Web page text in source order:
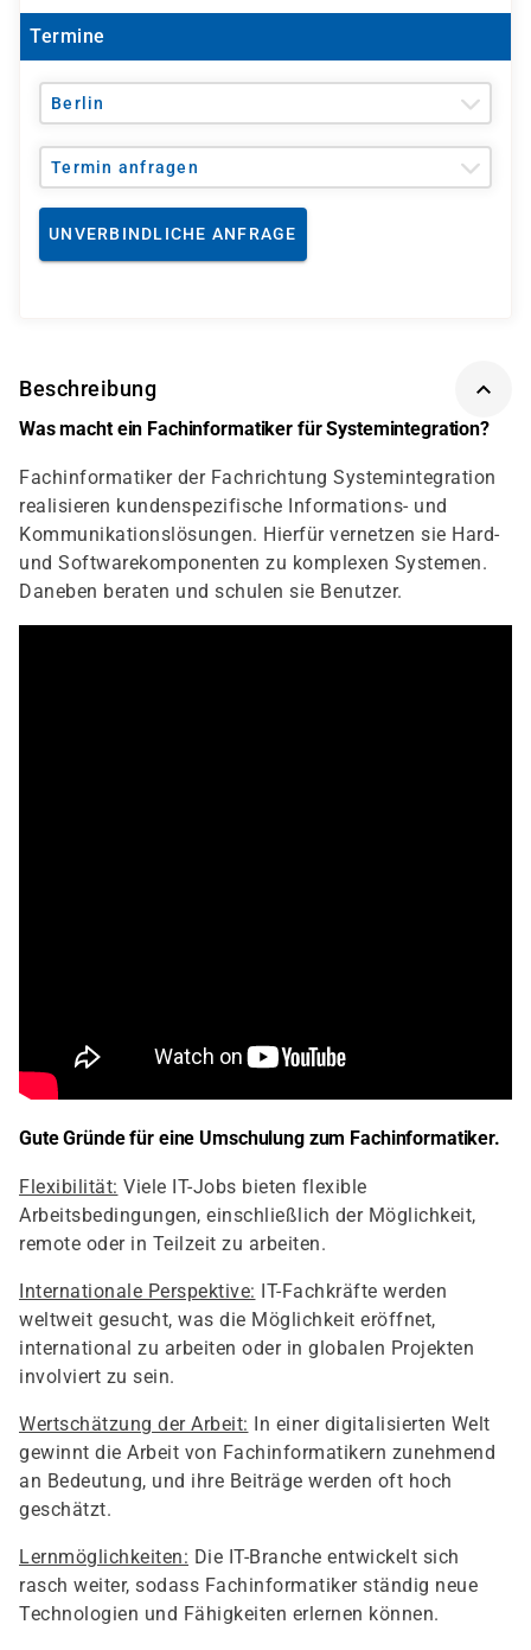
Termine
Berlin
Termin anfragen
UNVERBINDLICHE ANFRAGE
Beschreibung
Was macht ein Fachinformatiker für Systemintegration?
Fachinformatiker der Fachrichtung Systemintegration
realisieren kundenspezifische Informations- und
Kommunikationslösungen. Hierfür vernetzen sie Hard-
und Softwarekomponenten zu komplexen Systemen.
Daneben beraten und schulen sie Benutzer.
Gute Gründe für eine Umschulung zum Fachinformatiker.
Flexibilität: Viele IT-Jobs bieten flexible
Arbeitsbedingungen, einschließlich der Möglichkeit,
remote oder in Teilzeit zu arbeiten.
Internationale Perspektive: IT-Fachkräfte werden
weltweit gesucht, was die Möglichkeit eröffnet,
international zu arbeiten oder in globalen Projekten
involviert zu sein.
Wertschätzung der Arbeit: In einer digitalisierten Welt
gewinnt die Arbeit von Fachinformatikern zunehmend
an Bedeutung, und ihre Beiträge werden oft hoch
geschätzt.
Lernmöglichkeiten: Die IT-Branche entwickelt sich
rasch weiter, sodass Fachinformatiker ständig neue
Technologien und Fähigkeiten erlernen können.